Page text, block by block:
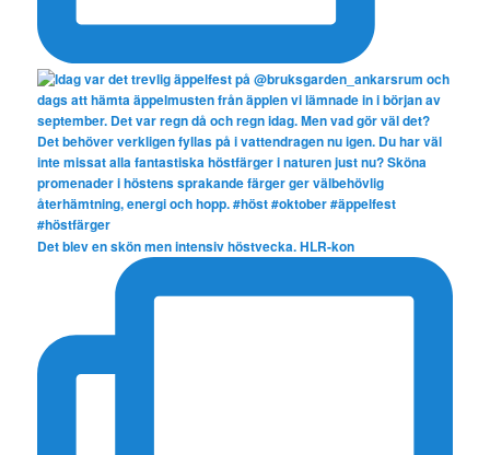
Det blev en skön men intensiv höstvecka. HLR-kon